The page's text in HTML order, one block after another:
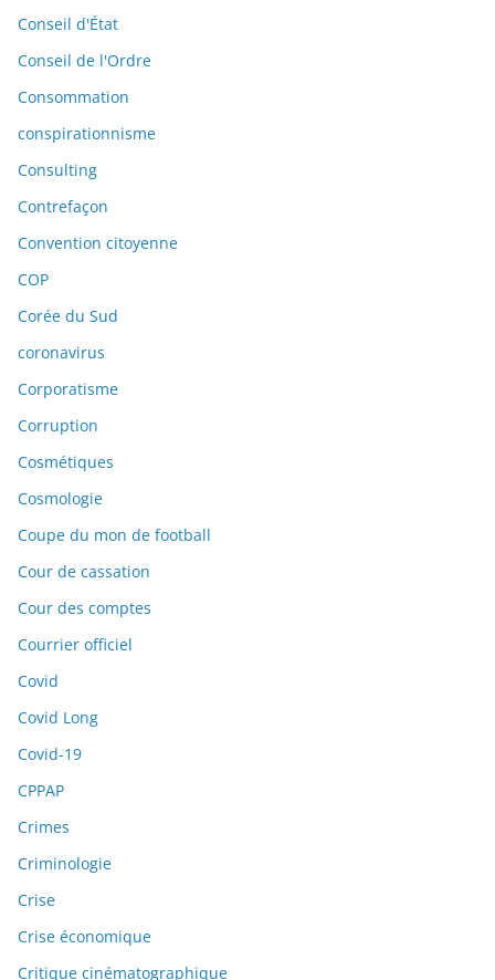
Conseil d'État
Conseil de l'Ordre
Consommation
conspirationnisme
Consulting
Contrefaçon
Convention citoyenne
COP
Corée du Sud
coronavirus
Corporatisme
Corruption
Cosmétiques
Cosmologie
Coupe du mon de football
Cour de cassation
Cour des comptes
Courrier officiel
Covid
Covid Long
Covid-19
CPPAP
Crimes
Criminologie
Crise
Crise économique
Critique cinématographique